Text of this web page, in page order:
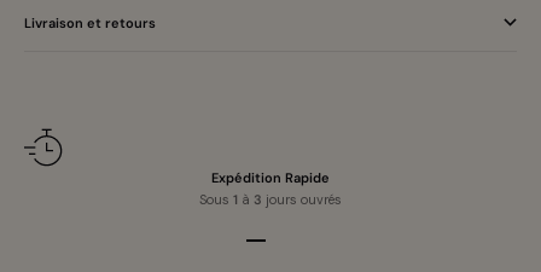
Livraison et retours
Expédition Rapide
Sous 1 à 3 jours ouvrés